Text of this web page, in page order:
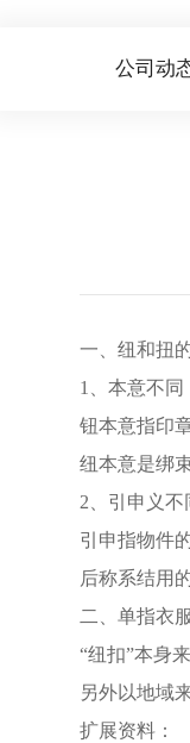
公司动
一、纽和扭
1、本意不同
钮本意指印
纽本意是绑束
2、引申义不
引申指物件
后称系结用
二、单指衣
“纽扣”本身
另外以地域
扩展资料：